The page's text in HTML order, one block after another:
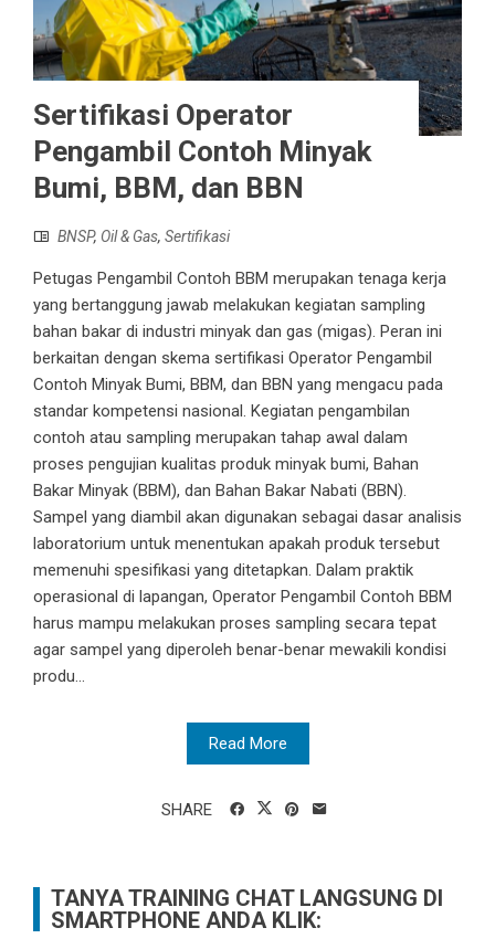
Sertifikasi Operator
Pengambil Contoh Minyak
Bumi, BBM, dan BBN
BNSP, Oil & Gas, Sertifikasi
Petugas Pengambil Contoh BBM merupakan tenaga kerja
yang bertanggung jawab melakukan kegiatan sampling
bahan bakar di industri minyak dan gas (migas). Peran ini
berkaitan dengan skema sertifikasi Operator Pengambil
Contoh Minyak Bumi, BBM, dan BBN yang mengacu pada
standar kompetensi nasional. Kegiatan pengambilan
contoh atau sampling merupakan tahap awal dalam
proses pengujian kualitas produk minyak bumi, Bahan
Bakar Minyak (BBM), dan Bahan Bakar Nabati (BBN).
Sampel yang diambil akan digunakan sebagai dasar analisis
laboratorium untuk menentukan apakah produk tersebut
memenuhi spesifikasi yang ditetapkan. Dalam praktik
operasional di lapangan, Operator Pengambil Contoh BBM
harus mampu melakukan proses sampling secara tepat
agar sampel yang diperoleh benar-benar mewakili kondisi
produ...
Read More
SHARE
TANYA TRAINING CHAT LANGSUNG DI
SMARTPHONE ANDA KLIK: